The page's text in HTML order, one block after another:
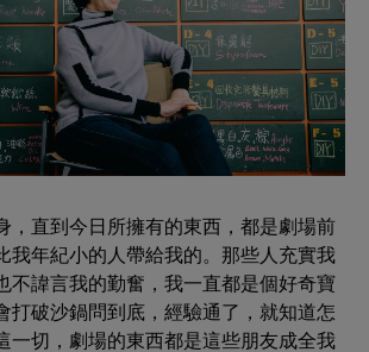
，直到今日所擁有的東西，都是劇場前
我年紀小的人帶給我的。那些人充實我
不諱言我的勤奮，我一直都是個好奇寶
打破沙鍋問到底，經驗通了，就知道怎
一切，劇場的東西都是這些朋友成全我